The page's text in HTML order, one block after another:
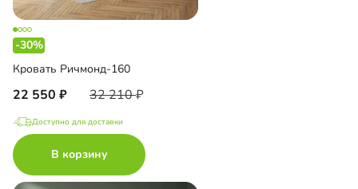
-30%
Кровать Ричмонд-160
22 550 32 210
Доступно для доставки
В корзину